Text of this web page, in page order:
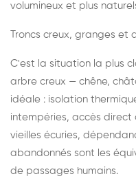
volumineux et plus
Troncs creux, granges et
C'est la situation la plus
arbre creux — chêne,
idéale : isolation
intempéries, accès direct
vieilles écuries,
abandonnés sont les
de passages humains.